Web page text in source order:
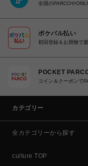
全国のPARCOや
ポケパル払い
初回登録＆お買物で
POCKET
コイン＆クーポンで
カテゴリー
全カテゴリーから探す
culture TOP